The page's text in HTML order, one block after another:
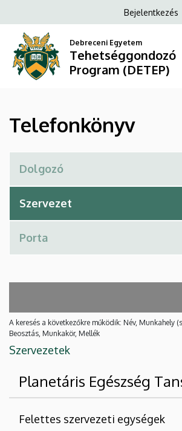
Telefonkönyv
Tehetséggondozó
Program
(DETEP)
a
tartalomra
Anonim
fiók
menüje
Bejelentkezés
Debreceni Egyetem
Tehetséggondozó
Program (DETEP)
Telefonkönyv
A keresés a következőkre működik: Név, Munkahely
Beosztás, Munkakör, Mellék
Szervezetek
Planetáris Egészség
Felettes szervezeti egységek